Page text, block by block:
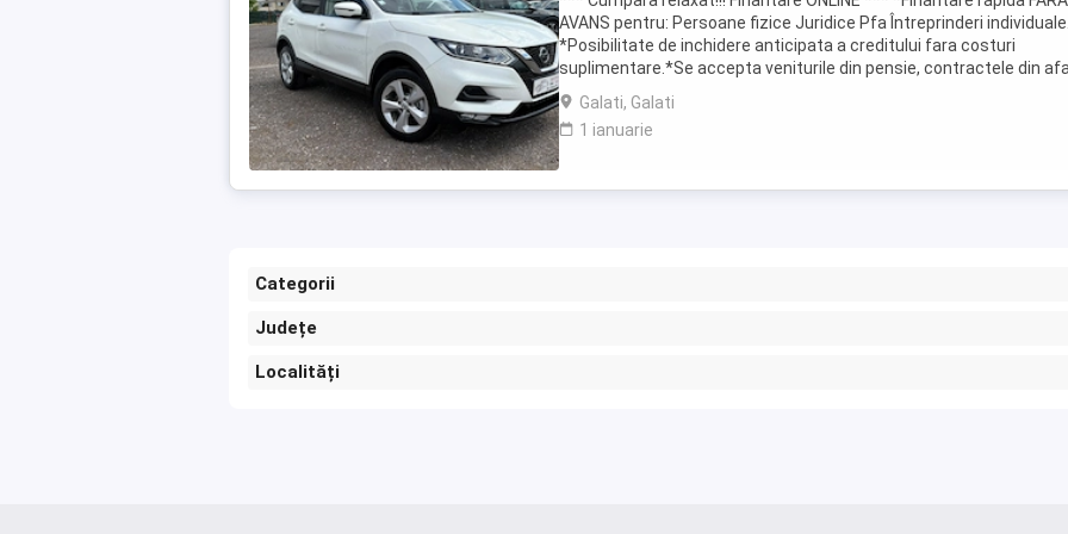
AVANS pentru: Persoane fizice Juridice Pfa Întreprinderi individuale.
*Posibilitate de inchidere anticipata a creditului fara costuri
suplimentare.*Se accepta veniturile din pensie, contractele din
tarii.*Credit doar ...
Galati, Galati
1 ianuarie
Categorii
Județe
Localități